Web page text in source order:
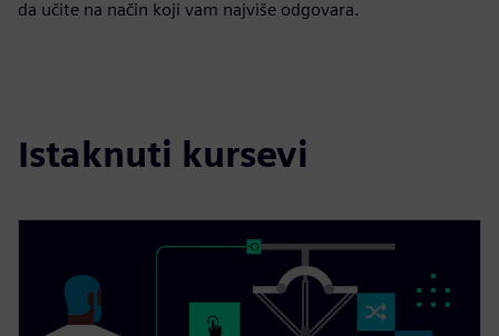
da učite na način koji vam najviše odgovara.
Istaknuti kursevi